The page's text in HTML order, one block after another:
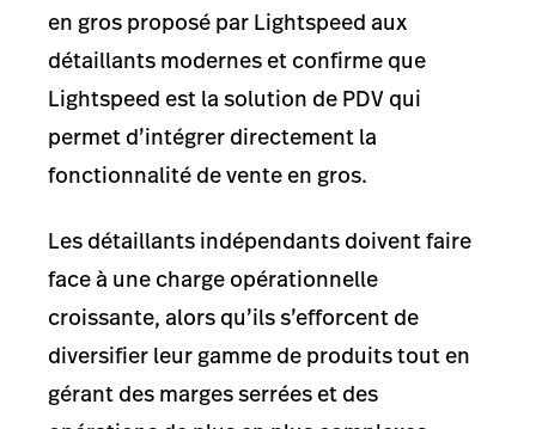
en gros proposé par Lightspeed aux
détaillants modernes et confirme que
Lightspeed est la solution de PDV qui
permet d’intégrer directement la
fonctionnalité de vente en gros.
Les détaillants indépendants doivent faire
face à une charge opérationnelle
croissante, alors qu’ils s’efforcent de
diversifier leur gamme de produits tout en
gérant des marges serrées et des